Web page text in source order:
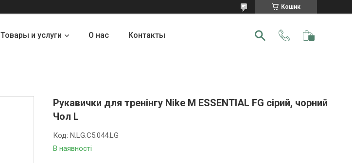
Кошик
Товары и услуги О нас Контакты
Рукавички для тренінгу Nike M ESSENTIAL FG сірий, чорний
Чол L
В наявності
Код:N.LG.C5.044.LG